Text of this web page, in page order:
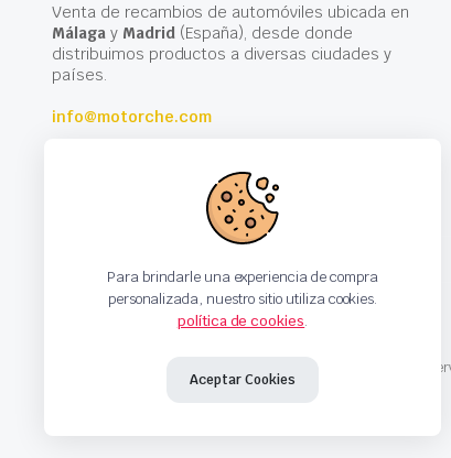
Venta de recambios de automóviles ubicada en
Málagay Madrid(España), desde donde
distribuimos productos a diversas ciudades y
países.
info@motorche.com
Copyright 2024 © Motorche Autoparts. Todos los derechos
Para brindarle una experiencia de compra
personalizada, nuestro sitio utiliza cookies.
política de cookies.
Aceptar Cookies